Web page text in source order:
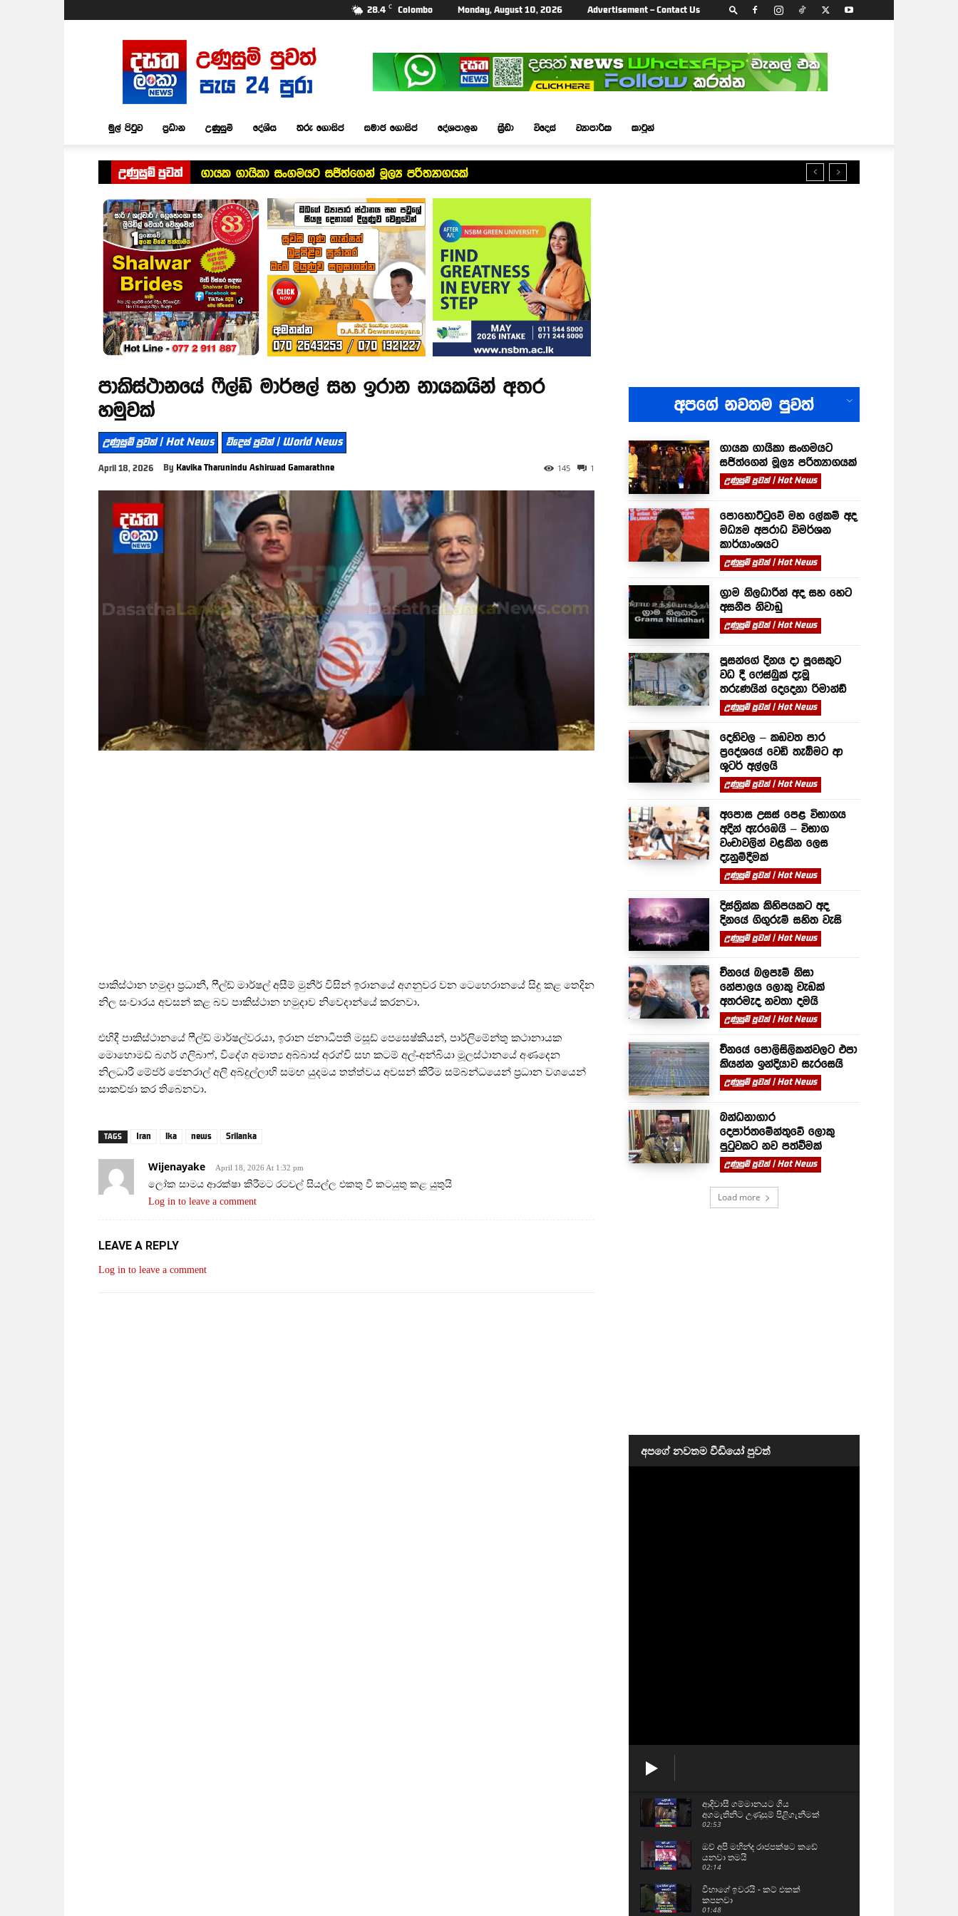
28.4 C Colombo Monday, August 10, 2026 Advertisement – Contact Us
Dasatha
Lanka
News
මුල් පිටුව ප්‍රධාන උණුසුම් දේශීය තරු ගොසිප් සමාජ ගොසිප් දේශපාලන ක්‍රීඩා විදෙස් ව්‍යාපාරික කාටූන්
උණුසුම් පුවත් ගායක ගායිකා සංගමයට සජිත්ගෙන් මූල්‍ය පරිත්‍යාගයක්
පාකිස්ථානයේ ෆීල්ඩ් මාර්ෂල් සහ ඉරාන නායකයින් අතර
හමුවක්
උණුසුම් පුවත් | Hot News විදෙස් පුවත් | World News
April 18, 2026 By Kavika Tharunindu Ashirwad Gamarathne 1
145
පාකිස්ථාන හමුදා ප්‍රධානී, ෆීල්ඩ් මාර්ෂල් අසීම් ​​මුනීර් විසින් ඉරානයේ අගනුවර වන ටෙහෙරානයේ සිදු කළ තෙදින
නිල සංචාරය අවසන් කළ බව පාකිස්ථාන හමුදාව නිවෙදාන්යේ කරනවා.
එහිදී පාකිස්ථානයේ ෆීල්ඩ් මාර්ෂල්වරයා, ඉරාන ජනාධිපති මසූඩ් පෙසෙෂ්කියන්, පාර්ලිමේන්තු කථානායක
මොහොමඩ් බගර් ගලිබාෆ්, විදේශ අමාත්‍ය අබ්බාස් අරග්චි සහ කටම් අල්-අන්බියා මූලස්ථානයේ අණදෙන
නිලධාරී මේජර් ජෙනරාල් අලි අබ්දුල්ලාහි සමඟ යුදමය තත්ත්වය අවසන් කිරීම සම්බන්ධයෙන් ප්‍රධාන වශයෙන්
සාකච්ඡා කර තිබෙනවා.
TAGS Iran lka news Srilanka
Wijenayake April 18, 2026 At 1:32 pm
ලෝක සාමය ආරක්ෂා කිරීමට රටවල් සියල්ල එකතු වී කටයුතු කළ යුතුයි
Log in to leave a comment
LEAVE A REPLY
Log in to leave a comment
අපගේ නවතම පුවත්
ගායක ගායිකා සංගමයට
සජිත්ගෙන් මූල්‍ය පරිත්‍යාගයක්
උණුසුම් පුවත් | Hot News
පොහොට්ටුවේ මහ ලේකම් අද
මධ්‍යම අපරාධ විමර්ශන
කාර්යාංශයට
උණුසුම් පුවත් | Hot News
ග්‍රාම නිලධාරීන් අද සහ හෙට
අසනීප නිවාඩු
උණුසුම් පුවත් | Hot News
පූසන්ගේ දිනය දා පූසෙකුට
වධ දී ෆේස්බුක් දැමූ
තරුණයින් දෙදෙනා රිමාන්ඩ්
උණුසුම් පුවත් | Hot News
දෙහිවල – කඩවත පාර
ප්‍රදේශයේ වෙඩි තැබීමට ආ
ශූටර් අල්ලයි
උණුසුම් පුවත් | Hot News
අපොස උසස් පෙළ විභාගය
අදින් ඇරඹෙයි – විභාග
වංචාවලින් වළකින ලෙස
දැනුම්දීමක්
උණුසුම් පුවත් | Hot News
දිස්ත්‍රික්ක කිහිපයකට අද
දිනයේ ගිගුරුම් සහිත වැසි
උණුසුම් පුවත් | Hot News
චීනයේ බලපෑම් නිසා
නේපාලය ලොකු වැඩක්
අතරමැද නවතා දමයි
උණුසුම් පුවත් | Hot News
චීනයේ පොලිසිලිකන්වලට එපා
කියන්න ඉන්දියාව සැරසෙයි
උණුසුම් පුවත් | Hot News
බන්ධනාගාර
දෙපාර්තමේන්තුවේ ලොකු
පුටුවකට නව පත්වීමක්
උණුසුම් පුවත් | Hot News
Load more
අපගේ නවතම වීඩියෝ පුවත්
ආදිවාසී ගම්මානයට ගිය
අගමැතිනිට උණුසුම් පිළිගැනීමක්
02:53
ඔව් අපි මහින්ද රාජපක්ෂට කඩේ
යනවා තමයි
02:14
විභාගේ ඉවරයි - කට් එකක්
කපනවා
01:48